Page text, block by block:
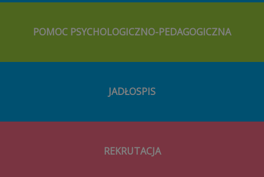
POMOC PSYCHOLOGICZNO-PEDAGOGICZNA
JADŁOSPIS
REKRUTACJA